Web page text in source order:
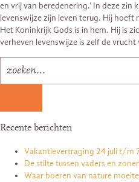
en vrij van beredenering.’ In deze zin
levenswijze zijn leven terug. Hij hoeft
Het Koninkrijk Gods is in hem. Hij is
verheven levenswijze is zelf de vrucht
Recente berichten
Vakantievertraging 24 juli t/m
De stilte tussen vaders en
Waar boeren van nature